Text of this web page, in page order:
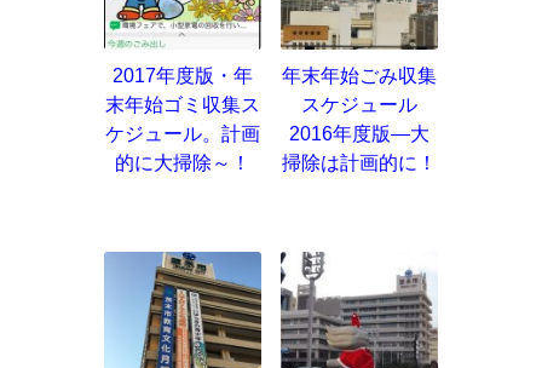
2017年度版・年
末年始ゴミ収集ス
ケジュール。計画
的に大掃除～！
年末年始ごみ収集
スケジュール
2016年度版―大
掃除は計画的に！